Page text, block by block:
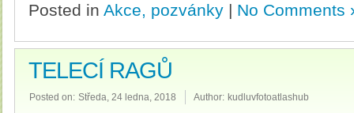
Posted in Akce, pozvánky | No Comments
TELECÍ RAGŮ
Posted on: Středa, 24 ledna, 2018 Author: kudluvfotoatlashub